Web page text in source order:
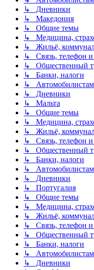
↳ Дневники
↳ Македония
↳ Общие темы
↳ Медицина,
↳ Жильё,
↳ Связь, телефон и
↳ Общественный
↳ Банки, налоги
↳ Автомобилистам
↳ Дневники
↳ Мальта
↳ Общие темы
↳ Медицина,
↳ Жильё,
↳ Связь, телефон и
↳ Общественный
↳ Банки, налоги
↳ Автомобилистам
↳ Дневники
↳ Португалия
↳ Общие темы
↳ Медицина,
↳ Жильё,
↳ Связь, телефон и
↳ Общественный
↳ Банки, налоги
↳ Автомобилистам
↳ Дневники